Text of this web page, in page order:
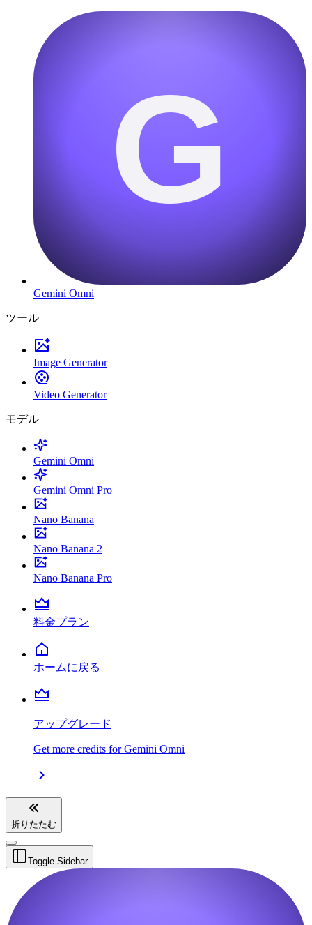
G
Gemini Omni
ツール
Image Generator
Video Generator
モデル
Gemini Omni
Gemini Omni Pro
Nano Banana
Nano Banana 2
Nano Banana Pro
料金プラン
ホームに戻る
アップグレード
Get more credits for Gemini Omni
折りたたむ
Toggle Sidebar